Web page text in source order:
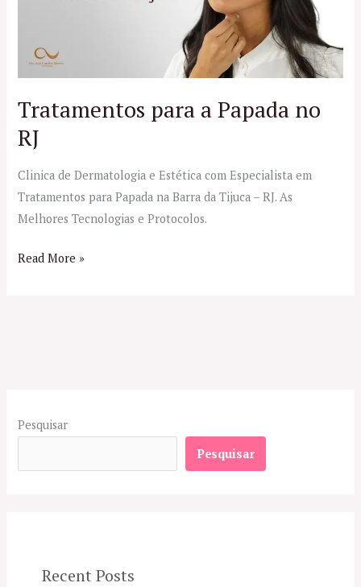
Tratamentos para a Papada no
RJ
Clinica de Dermatologia e Estética com Especialista em
Tratamentos para Papada na Barra da Tijuca – RJ. As
Melhores Tecnologias e Protocolos.
Read More »
Pesquisar
Pesquisar
Recent Posts